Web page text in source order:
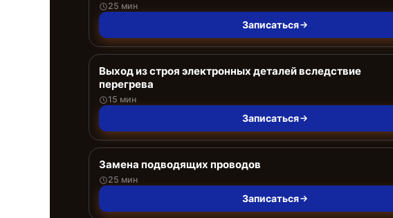
25 мин
Записаться
Выход из строя электронных деталей вследствие
перегрева
15 мин
Записаться
Замена подводящих проводов
25 мин
Записаться